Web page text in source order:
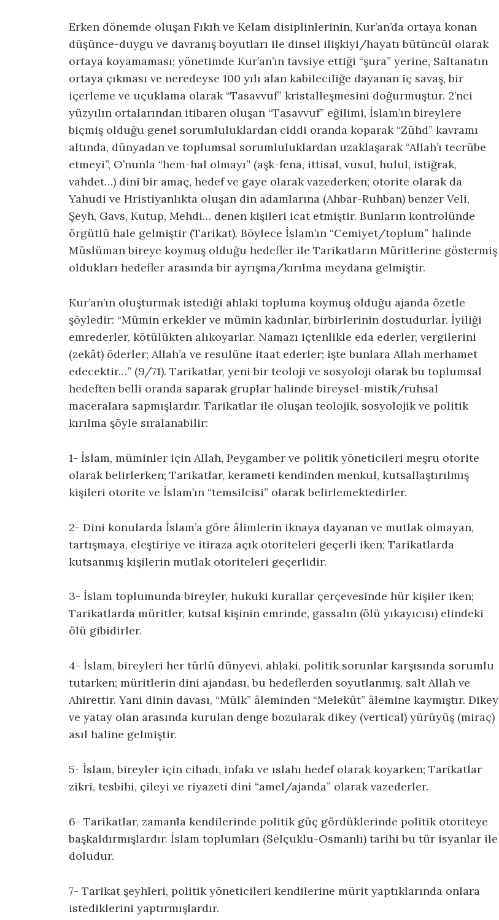
Erken dönemde oluşan Fıkıh ve Kelam disiplinlerinin, Kur’an’da ortaya konan
düşünce-duygu ve davranış boyutları ile dinsel ilişkiyi/hayatı bütüncül olarak
ortaya koyamaması; yönetimde Kur’an’ın tavsiye ettiği “şura” yerine, Saltanatın
ortaya çıkması ve neredeyse 100 yılı alan kabileciliğe dayanan iç savaş, bir
içerleme ve uçuklama olarak “Tasavvuf” kristalleşmesini doğurmuştur. 2’nci
yüzyılın ortalarından itibaren oluşan “Tasavvuf” eğilimi, İslam’ın bireylere
biçmiş olduğu genel sorumluluklardan ciddi oranda koparak “Zühd” kavramı
altında, dünyadan ve toplumsal sorumluluklardan uzaklaşarak “Allah’ı tecrübe
etmeyi”, O’nunla “hem-hal olmayı” (aşk-fena, ittisal, vusul, hulul, istiğrak,
vahdet…) dini bir amaç, hedef ve gaye olarak vazederken; otorite olarak da
Yahudi ve Hristiyanlıkta oluşan din adamlarına (Ahbar-Ruhban) benzer Veli,
Şeyh, Gavs, Kutup, Mehdi… denen kişileri icat etmiştir. Bunların kontrolünde
örgütlü hale gelmiştir (Tarikat). Böylece İslam’ın “Cemiyet/toplum” halinde
Müslüman bireye koymuş olduğu hedefler ile Tarikatların Müritlerine göstermiş
oldukları hedefler arasında bir ayrışma/kırılma meydana gelmiştir.
Kur’an’ın oluşturmak istediği ahlaki topluma koymuş olduğu ajanda özetle
şöyledir: “Mümin erkekler ve mümin kadınlar, birbirlerinin dostudurlar. İyiliği
emrederler, kötülükten alıkoyarlar. Namazı içtenlikle eda ederler, vergilerini
(zekât) öderler; Allah’a ve resulüne itaat ederler; işte bunlara Allah merhamet
edecektir…” (9/71). Tarikatlar, yeni bir teoloji ve sosyoloji olarak bu toplumsal
hedeften belli oranda saparak gruplar halinde bireysel-mistik/ruhsal
maceralara sapmışlardır. Tarikatlar ile oluşan teolojik, sosyolojik ve politik
kırılma şöyle sıralanabilir:
1- İslam, müminler için Allah, Peygamber ve politik yöneticileri meşru otorite
olarak belirlerken; Tarikatlar, kerameti kendinden menkul, kutsallaştırılmış
kişileri otorite ve İslam’ın “temsilcisi” olarak belirlemektedirler.
2- Dini konularda İslam’a göre âlimlerin iknaya dayanan ve mutlak olmayan,
tartışmaya, eleştiriye ve itiraza açık otoriteleri geçerli iken; Tarikatlarda
kutsanmış kişilerin mutlak otoriteleri geçerlidir.
3- İslam toplumunda bireyler, hukuki kurallar çerçevesinde hür kişiler iken;
Tarikatlarda müritler, kutsal kişinin emrinde, gassalın (ölü yıkayıcısı) elindeki
ölü gibidirler.
4- İslam, bireyleri her türlü dünyevi, ahlaki, politik sorunlar karşısında sorumlu
tutarken; müritlerin dini ajandası, bu hedeflerden soyutlanmış, salt Allah ve
Ahirettir. Yani dinin davası, “Mülk” âleminden “Melekût” âlemine kaymıştır. Dikey
ve yatay olan arasında kurulan denge bozularak dikey (vertical) yürüyüş (miraç)
asıl haline gelmiştir.
5- İslam, bireyler için cihadı, infakı ve ıslahı hedef olarak koyarken; Tarikatlar
zikri, tesbihi, çileyi ve riyazeti dini “amel/ajanda” olarak vazederler.
6- Tarikatlar, zamanla kendilerinde politik güç gördüklerinde politik otoriteye
başkaldırmışlardır. İslam toplumları (Selçuklu-Osmanlı) tarihi bu tür isyanlar ile
doludur.
7- Tarikat şeyhleri, politik yöneticileri kendilerine mürit yaptıklarında onlara
istediklerini yaptırmışlardır.